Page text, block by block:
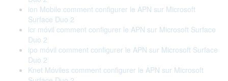
ion Mobile comment configurer le APN sur Microsoft
Surface Duo 2
lcr móvil comment configurer le APN sur Microsoft Surface
Duo 2
ipo móvil comment configurer le APN sur Microsoft Surface
Duo 2
Knet Móviles comment configurer le APN sur Microsoft